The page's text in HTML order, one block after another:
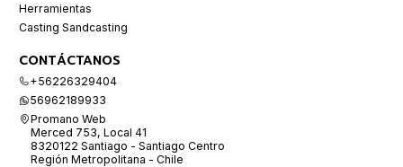
Herramientas
Casting Sandcasting
CONTÁCTANOS
+56226329404
56962189933
Promano Web
Merced 753, Local 41
8320122 Santiago - Santiago Centro
Región Metropolitana - Chile